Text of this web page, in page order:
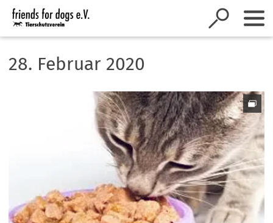
Inhalt anspringen
28. Februar 2020